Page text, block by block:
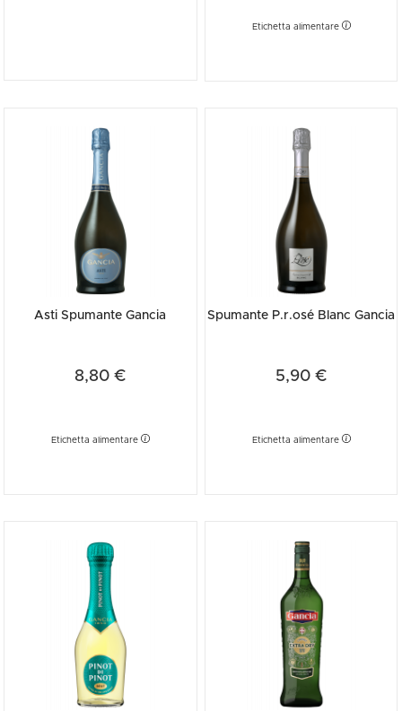
cambiò per sempre la storia enologica del nostro paese.
Etichetta alimentare
Asti Spumante Gancia
8,80 €
Etichetta alimentare
Spumante P.r.osé Blanc Gancia
5,90 €
Etichetta alimentare